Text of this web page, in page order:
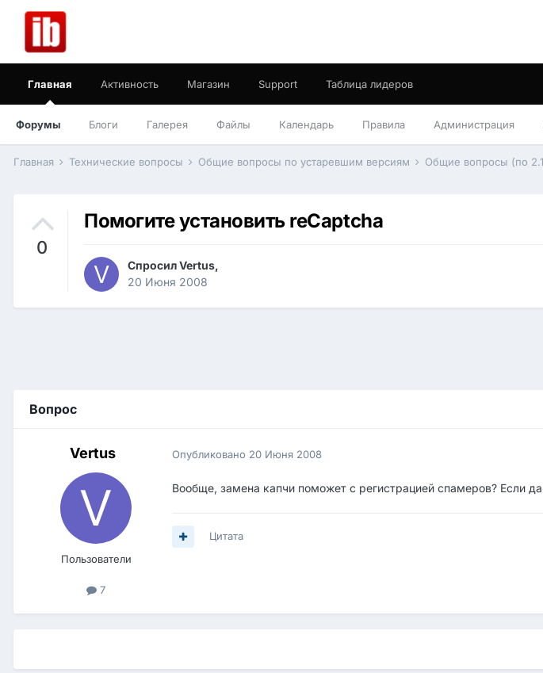
Главная
Форумы Блоги Галерея Файлы Календарь Правила Администрация
Активность Магазин Support Таблица лидеров
Главная Технические вопросы Общие вопросы по устаревшим версиям Общие вопросы (по
0
Помогите установить reCaptcha
СпросилVertus,
20 Июня 2008
Вопрос
Vertus
Пользователи
7
Опубликовано 20 Июня 2008
Вообще, замена капчи поможет с регистрацией спамеров? Если
Цитата